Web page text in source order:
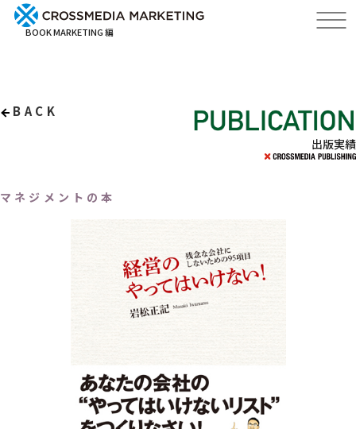
BOOK MARKETING 編
BACK
出版実績
マネジメントの本